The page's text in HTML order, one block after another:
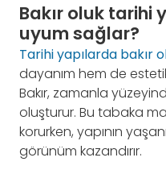
Bakır oluk tarihi
uyum sağlar?
Tarihi yapılarda bakır
dayanım hem de
Bakır, zamanla
oluşturur. Bu tabaka
korurken, yapının
görünüm kazandırır.